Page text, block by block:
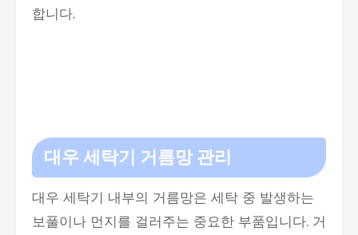
합니다.
대우 세탁기 거름망 관리
대우 세탁기 내부의 거름망은 세탁 중 발생하는
보풀이나 먼지를 걸러주는 중요한 부품입니다. 거